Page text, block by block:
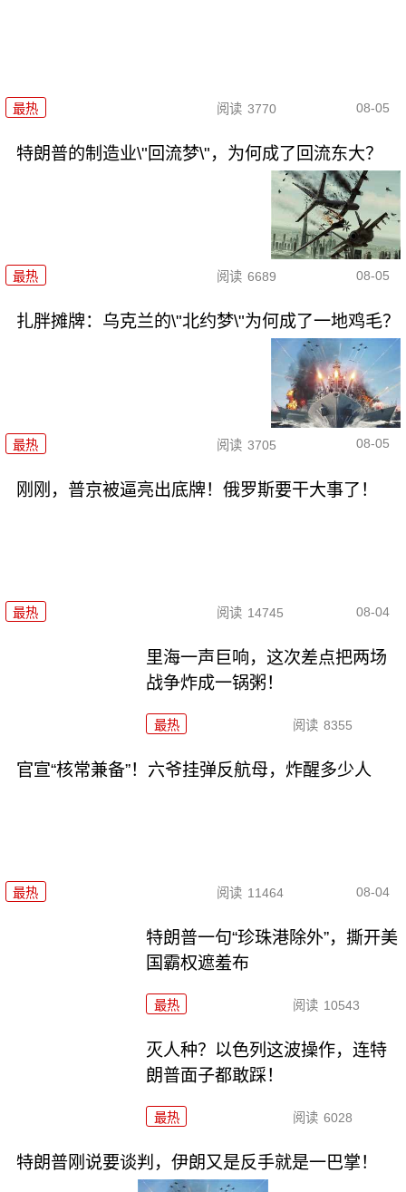
最热 阅读 3770 08-05
特朗普的制造业\"回流梦\"，为何成了回流东大？
最热 阅读 6689 08-05
扎胖摊牌：乌克兰的\"北约梦\"为何成了一地鸡毛？
最热 阅读 3705 08-05
刚刚，普京被逼亮出底牌！俄罗斯要干大事了！
最热 阅读 14745 08-04
里海一声巨响，这次差点把两场
战争炸成一锅粥！
最热 阅读 8355
官宣“核常兼备”！六爷挂弹反航母，炸醒多少人
最热 阅读 11464 08-04
特朗普一句“珍珠港除外”，撕开美
国霸权遮羞布
最热 阅读 10543
灭人种？以色列这波操作，连特
朗普面子都敢踩！
最热 阅读 6028
特朗普刚说要谈判，伊朗又是反手就是一巴掌！